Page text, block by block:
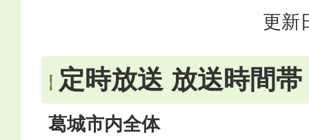
更新
定時放送 放送時間帯
葛城市内全体